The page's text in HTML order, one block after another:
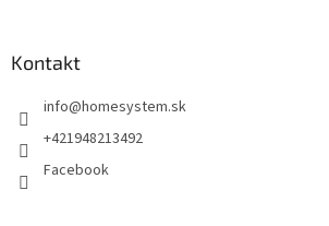
Kontakt
info@homesystem.sk
+421948213492
Facebook